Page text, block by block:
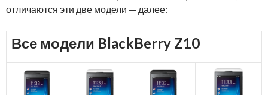
отличаются эти две модели — далее:
Все модели BlackBerry Z10